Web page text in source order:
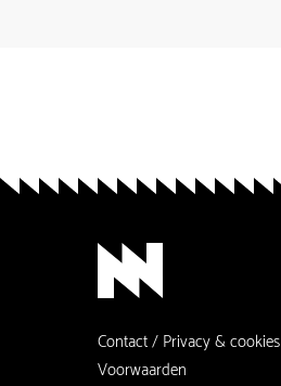
Contact Privacy & cookies
Voorwaarden